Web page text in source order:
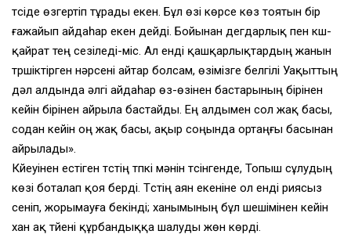
түсіде өзгертіп тұрады екен. Бұл өзі көрсе көз тоятын бір
ғажайып айдаһар екен дейді. Бойынан дегдарлық пен күш-
қайрат тең сезіледі-міс. Ал енді қашқарлықтардың жанын
түршіктірген нәрсені айтар болсам, өзімізге белгілі Уақыттың
дәл алдында әлгі айдаһар өз-өзінен бастарының бірінен
кейін бірінен айрыла бастайды. Ең алдымен сол жақ басы,
содан кейін оң жақ басы, ақыр соңында ортаңғы басынан
айрылады».
Күйеуінен естіген түстің түпкі мәнін түсінгенде, Топыш сұлудың
көзі боталап қоя берді. Түстің аян екеніне ол енді риясыз
сеніп, жорымауға бекінді; ханымының бұл шешімінен кейін
хан ақ түйені құрбандыққа шалуды жөн көрді.